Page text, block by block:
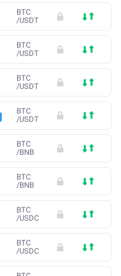
BTC
/USDT
BTC
/USDT
BTC
/USDT
BTC
/USDT
BTC
/BNB
BTC
/BNB
BTC
/USDC
BTC
/USDC